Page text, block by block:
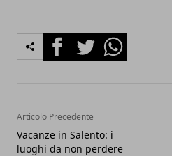
FacebookTwitterWhatsapp
Articolo Precedente
Vacanze in Salento: i
luoghi da non perdere